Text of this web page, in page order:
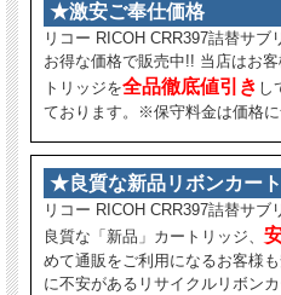
★激安ご奉仕価格
リコー RICOH CRR397詰替サ
お得な価格で販売中!! 当店はお
トリッジを全品徹底値引き し
ております。※保守料金は価格に
★良質な新品リボンカー
リコー RICOH CRR397詰替サ
良質な「新品」カートリッジ、
めて通販をご利用になるお客様
に不安があるリサイクルリボン